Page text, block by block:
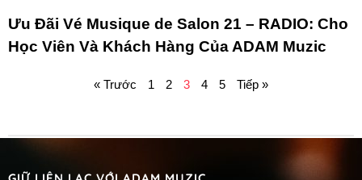
Ưu Đãi Vé Musique de Salon 21 – RADIO: Cho
Học Viên Và Khách Hàng Của ADAM Muzic
« Trước 1 2 3 4 5 Tiếp »